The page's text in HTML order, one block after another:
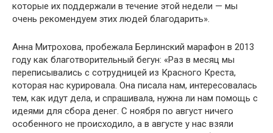
которые их поддержали в течение этой недели — мы
очень рекомендуем этих людей благодарить».
Анна Митрохова, пробежала Берлинский марафон в 2013
году как благотворительный бегун: «Раз в месяц мы
переписывались с сотрудницей из Красного Креста,
которая нас курировала. Она писала нам, интересовалась
тем, как идут дела, и спрашивала, нужна ли нам помощь с
идеями для сбора денег. С ноября по август ничего
особенного не происходило, а в августе у нас взяли